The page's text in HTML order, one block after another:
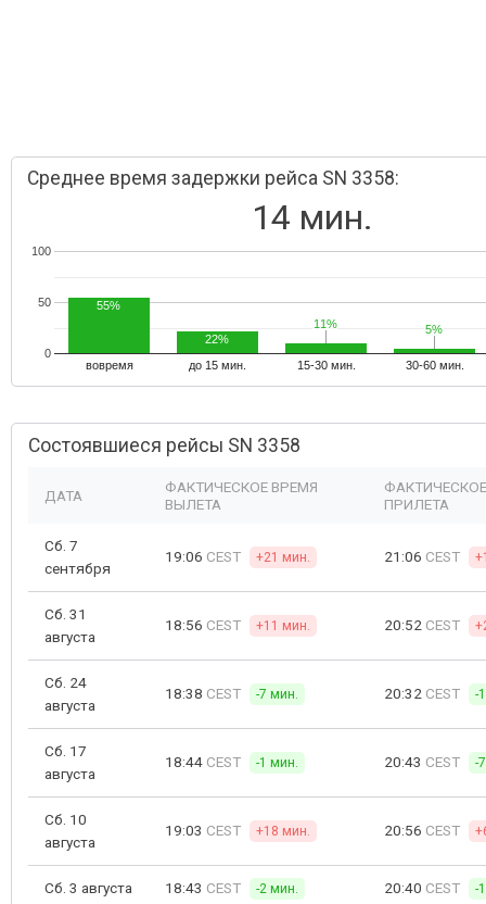
Среднее время задержки рейса SN 3358:
14 мин.
вовремя до 15 мин. 15-30 мин. 30-60 мин.
0
50
100
55%
22%
11%
11% 5%
5%
Состоявшиеся рейсы SN 3358
ДАТА
ФАКТИЧЕСКОЕ ВРЕМЯ
ВЫЛЕТА
ПРИЛЕТА
Сб. 7
сентября
19:06 CEST +21 мин. 21:06 CEST
Сб. 31
августа
18:56 CEST +11 мин. 20:52 CEST
Сб. 24
августа
18:38 CEST -7 мин. 20:32 CEST -
Сб. 17
августа
18:44 CEST -1 мин. 20:43 CEST -
Сб. 10
августа
19:03 CEST +18 мин. 20:56 CEST
Сб. 3 августа 18:43 CEST -2 мин. 20:40 CEST -